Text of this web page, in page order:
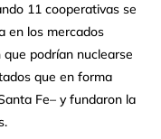
11 cooperativas se
en los mercados
podrían nuclearse
que en forma
Fe– y fundaron la